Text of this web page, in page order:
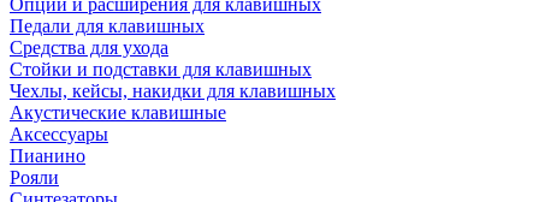
Опции и расширения для клавишных
Педали для клавишных
Средства для ухода
Стойки и подставки для клавишных
Чехлы, кейсы, накидки для клавишных
Акустические клавишные
Аксессуары
Пианино
Рояли